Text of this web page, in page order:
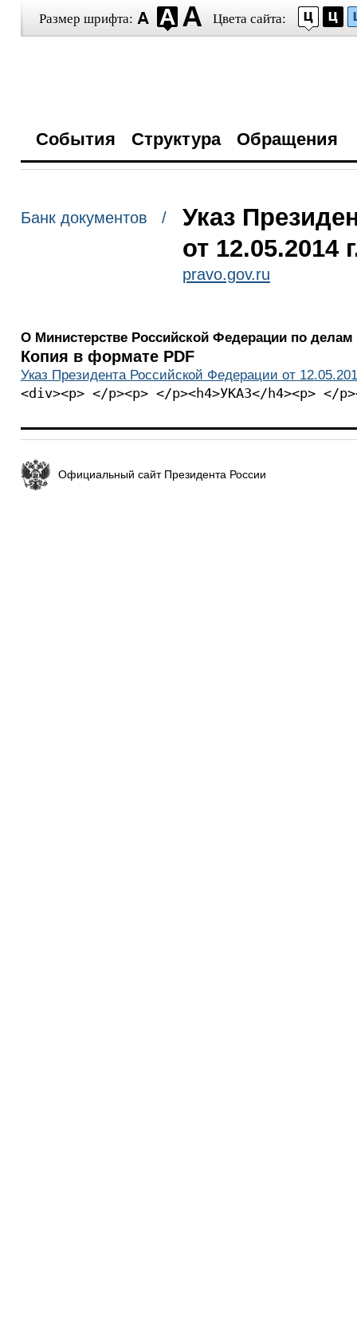
Размер шрифта: Цвета сайта:
События Структура Обращения
Банк документов /
Указ
от 12.05.2014
pravo.gov.ru
О Министерстве Российской Федерации по делам
Копия в формате PDF
Указ Президента Российской Федерации от
<div><p> </p><p> </p><h4>УКАЗ</h4><p> </
Официальный сайт Президента России